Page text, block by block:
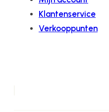
Klantenservice
Verkooppunten